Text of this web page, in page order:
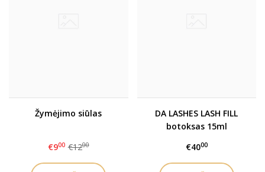
Žymėjimo siūlas
€900 €1200
DA LASHES LASH FILL
botoksas 15ml
€4000